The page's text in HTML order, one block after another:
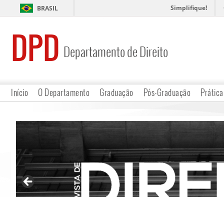
BRASIL Simplifique!
DPD Departamento de Direito
Início O Departamento Graduação Pós-Graduação